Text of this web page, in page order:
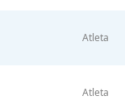
Atleta
Atleta